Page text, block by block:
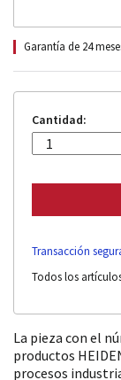
Garantía de 24
Cantidad:
Transacción
Todos los
La pieza con el
productos
procesos